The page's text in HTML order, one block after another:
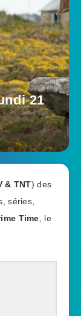
21
& TNT) des
séries,
Time , le